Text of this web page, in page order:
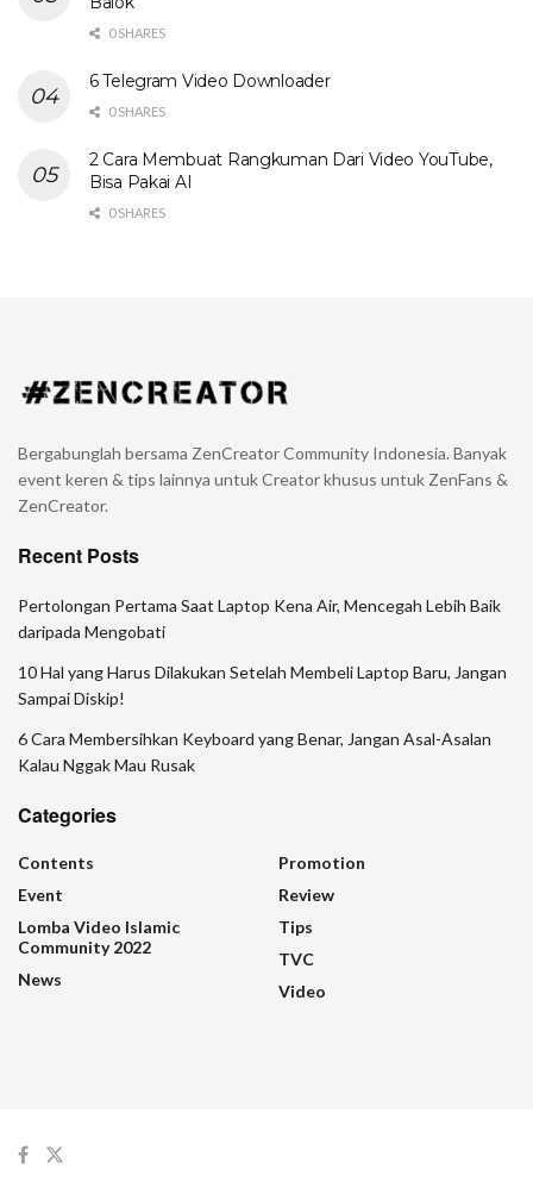
0 SHARES
6 Telegram Video Downloader
0 SHARES
2 Cara Membuat Rangkuman Dari Video YouTube,
Bisa Pakai AI
0 SHARES
Bergabunglah bersama ZenCreator Community Indonesia. Banyak
event keren & tips lainnya untuk Creator khusus untuk ZenFans &
ZenCreator.
Recent Posts
Pertolongan Pertama Saat Laptop Kena Air, Mencegah Lebih Baik
daripada Mengobati
10 Hal yang Harus Dilakukan Setelah Membeli Laptop Baru, Jangan
Sampai Diskip!
6 Cara Membersihkan Keyboard yang Benar, Jangan Asal-Asalan
Kalau Nggak Mau Rusak
Categories
Contents
Event
Lomba Video Islamic
Community 2022
News
Promotion
Review
Tips
TVC
Video